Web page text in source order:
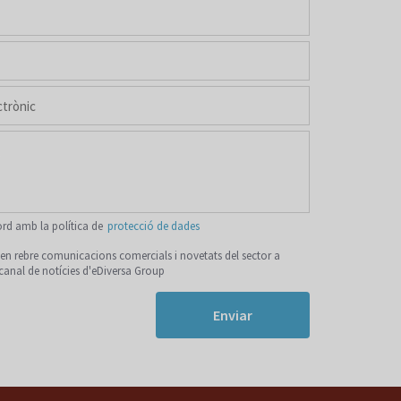
amb la política de protecció de dades
rebre comunicacions comercials i novetats del sector a
de notícies d'eDiversa Group
Enviar